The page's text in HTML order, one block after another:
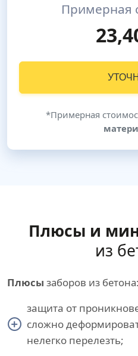
Примерная
*Примерная
Плюсы и
из
Плюсы заборов из бетона:
защита от
сложно
нелегко перелезть;